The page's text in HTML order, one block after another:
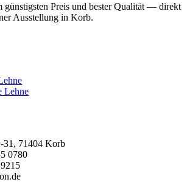
günstigsten Preis und bester Qualität — direkt
Ausstellung in Korb.
Lehne
31, 71404 Korb
0780